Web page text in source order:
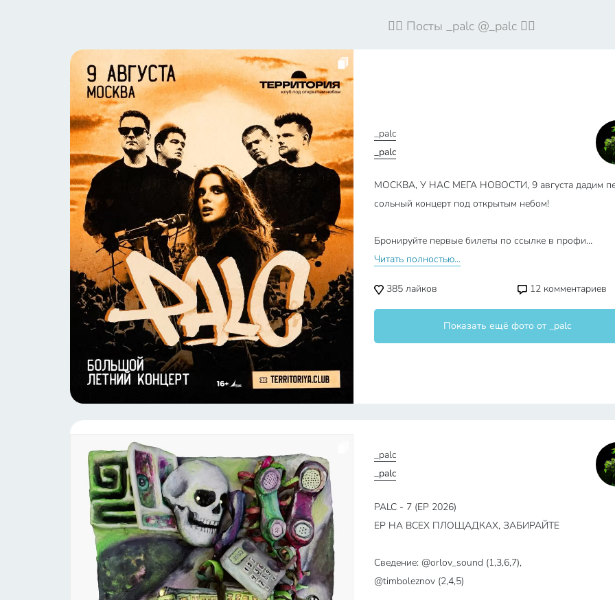
🦹‍♀️ Посты _palc @_palc 🦹‍♀️
_palc
_palc
МОСКВА, У НАС МЕГА НОВОСТИ, 9 августа дадим
сольный концерт под открытым небом!
Бронируйте первые билеты по ссылке в профи…
Читать полностью...
385лайков 12комментариев
Показать ещё фото от _palc
_palc
_palc
PALC - 7 (ЕР 2026)
ЕР НА ВСЕХ ПЛОЩАДКАХ, ЗАБИРАЙТЕ
Сведение: @orlov_sound (1,3,6,7),
@timboleznov (2,4,5)